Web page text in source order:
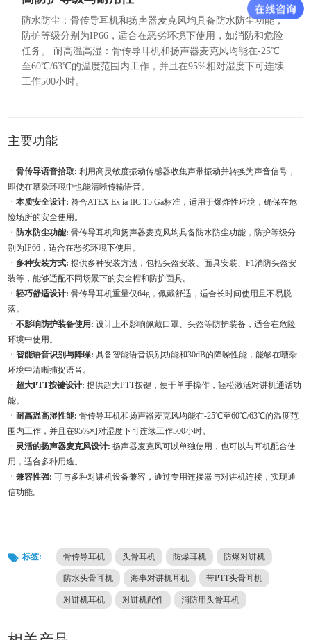
防水防尘：骨传导耳机和扬声器麦克风均具备防水防尘功能，
防护等级分别为IP66，适合在恶劣环境下使用，如消防和危险
任务。 耐高温高湿：骨传导耳机和扬声器麦克风均能在-25℃
至60℃/63℃的温度范围内工作，并且在95%相对湿度下可连续
工作500小时。
主要功能
ㆍ骨传导语音拾取: 利用高灵敏度振动传感器收集声带振动并转换为声音信号，
即使在嘈杂环境中也能清晰传输语音。
ㆍ本质安全设计: 符合ATEX Ex ia IIC T5 Ga标准，适用于爆炸性环境，确保在危
险场所的安全使用。
ㆍ 防水防尘功能: 骨传导耳机和扬声器麦克风均具备防水防尘功能，防护等级分
别为IP66，适合在恶劣环境下使用。
ㆍ多种安装方式: 提供多种安装方法，包括头盔安装、面具安装、F1消防头盔安
装等，能够适配不同场景下的安全帽和防护面具。
ㆍ轻巧舒适设计: 骨传导耳机重量仅64g，佩戴舒适，适合长时间使用且不易脱
落。
ㆍ不影响防护装备使用: 设计上不影响佩戴口罩、头盔等防护装备，适合在危险
环境中使用。
ㆍ智能语音识别与降噪: 具备智能语音识别功能和30dB的降噪性能，能够在嘈杂
环境中清晰捕捉语音。
ㆍ超大PTT按键设计: 提供超大PTT按键，便于单手操作，轻松激活对讲机通话功
能。
ㆍ耐高温高湿性能: 骨传导耳机和扬声器麦克风均能在-25℃至60℃/63℃的温度范
围内工作，并且在95%相对湿度下可连续工作500小时。
ㆍ 灵活的扬声器麦克风设计: 扬声器麦克风可以单独使用，也可以与耳机配合使
用，适合多种用途。
ㆍ兼容性强: 可与多种对讲机设备兼容，通过专用连接器与对讲机连接，实现通
信功能。
标签: 骨传导耳机 头骨耳机 防爆耳机 防爆对讲机
防水头骨耳机 海事对讲机耳机 带PTT头骨耳机
对讲机耳机 对讲机配件 消防用头骨耳机